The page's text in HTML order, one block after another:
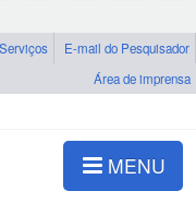
Serviços
E-mail do Pesquisador
Área de imprensa
MENU